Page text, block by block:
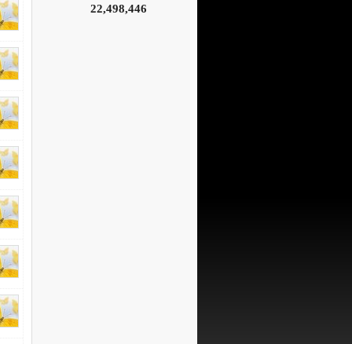
22,498,446